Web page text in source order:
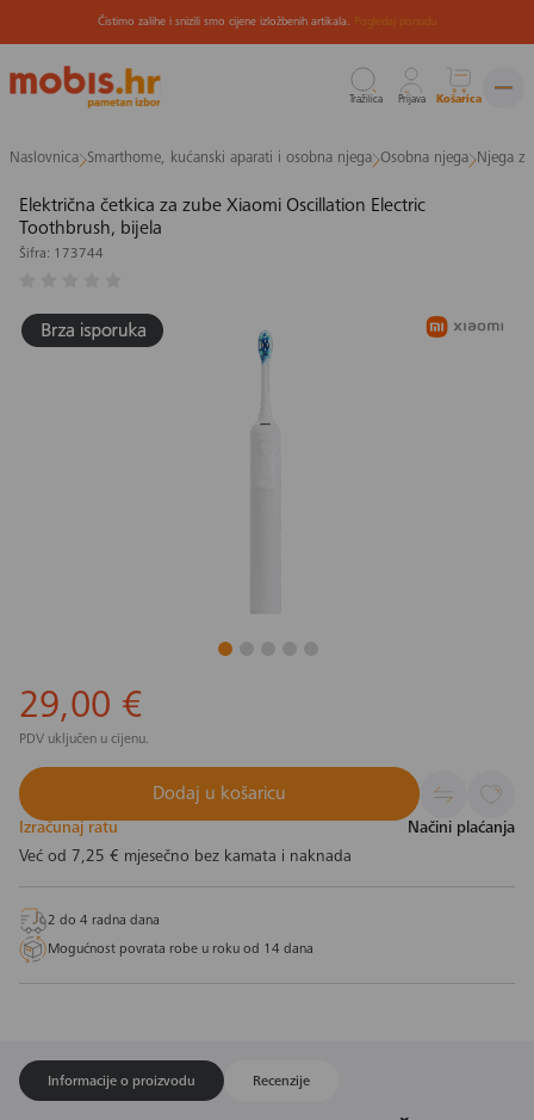
na
sadržaj
Čistimo zalihe i snizili smo cijene izložbenih artikala. Pogledaj ponudu
Tražilica Prijava Košarica
Naslovnica Smarthome, kućanski aparati i osobna njega Osobna njega Njega
Električna četkica za zube Xiaomi Oscillation Electric
Toothbrush, bijela
Šifra: 173744
29,00 €
PDV uključen u cijenu.
Dodaj u košaricu
Izračunaj ratu
Načini plaćanja
Već od 7,25 € mjesečno bez kamata i naknada
2 do 4 radna dana
Mogućnost povrata robe u roku od 14 dana
Informacije o proizvodu Recenzije